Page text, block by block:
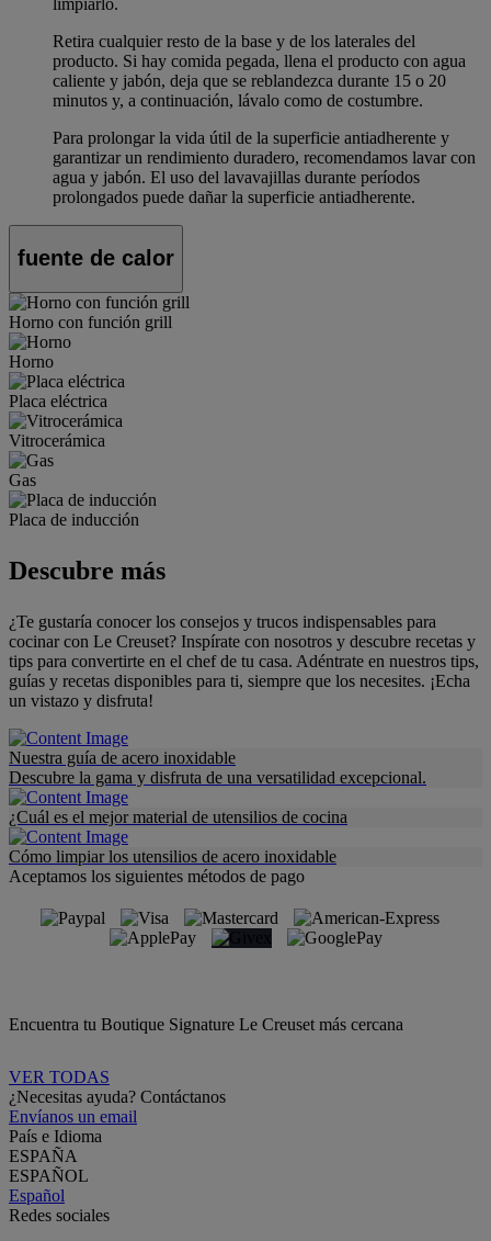
Retira cualquier resto de la base y de los laterales del
producto. Si hay comida pegada, llena el producto con agua
caliente y jabón, deja que se reblandezca durante 15 o 20
minutos y, a continuación, lávalo como de costumbre.
Para prolongar la vida útil de la superficie antiadherente y
garantizar un rendimiento duradero, recomendamos lavar con
agua y jabón. El uso del lavavajillas durante períodos
prolongados puede dañar la superficie antiadherente.
fuente de calor
Horno con función grill
Horno
Placa eléctrica
Vitrocerámica
Gas
Placa de inducción
Descubre más
¿Te gustaría conocer los consejos y trucos indispensables para
cocinar con Le Creuset? Inspírate con nosotros y descubre recetas y
tips para convertirte en el chef de tu casa. Adéntrate en nuestros tips,
guías y recetas disponibles para ti, siempre que los necesites. ¡Echa
un vistazo y disfruta!
Nuestra guía de acero inoxidable
Descubre la gama y disfruta de una versatilidad excepcional.
¿Cuál es el mejor material de utensilios de cocina
Cómo limpiar los utensilios de acero inoxidable
Aceptamos los siguientes métodos de pago
Encuentra tu Boutique Signature Le Creuset más cercana
VER TODAS
¿Necesitas ayuda? Contáctanos
Envíanos un email
País e Idioma
ESPAÑA
ESPAÑOL
Español
Redes sociales